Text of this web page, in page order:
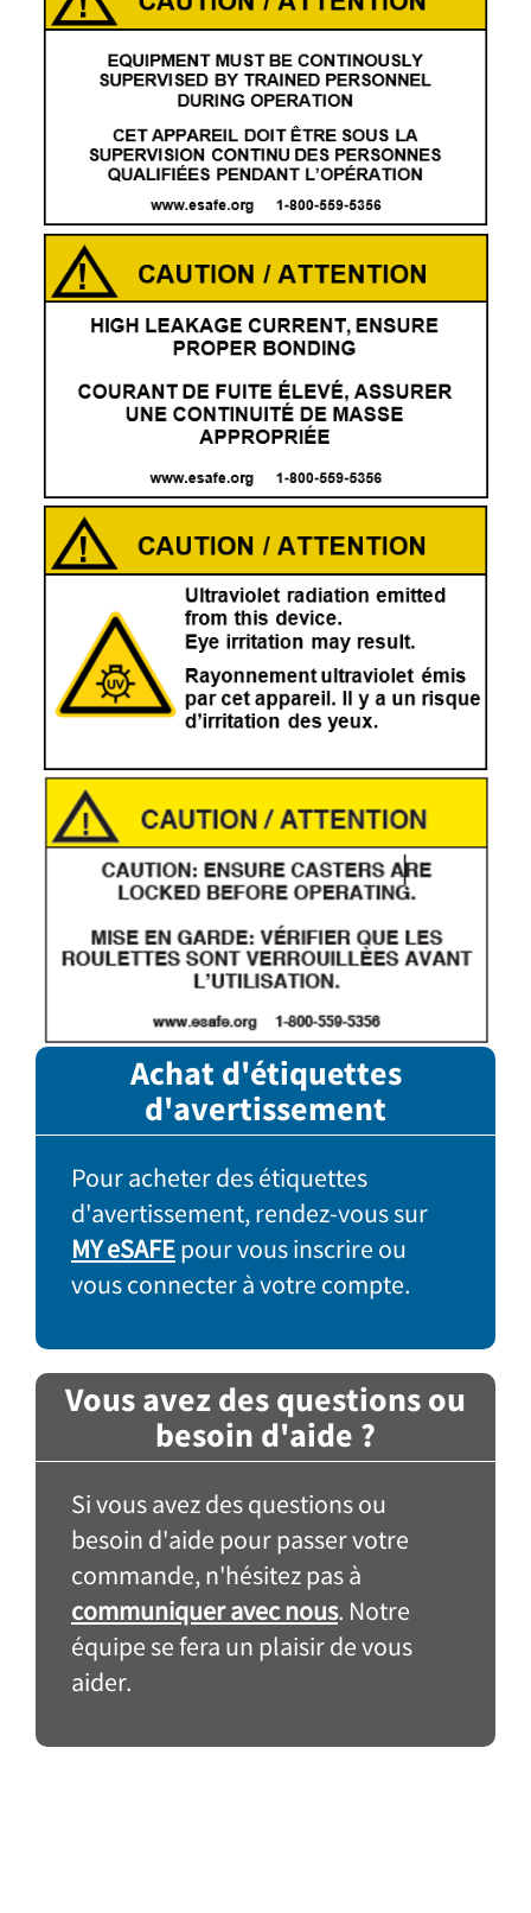
Achat d'étiquettes
d'avertissement
Pour acheter des étiquettes
d'avertissement, rendez-vous sur
MY eSAFEpour vous inscrire ou
vous connecter à votre compte.
Vous avez des questions ou
besoin d'aide ?
Si vous avez des questions ou
besoin d'aide pour passer votre
commande, n'hésitez pas à
communiquer avec nous. Notre
équipe se fera un plaisir de vous
aider.